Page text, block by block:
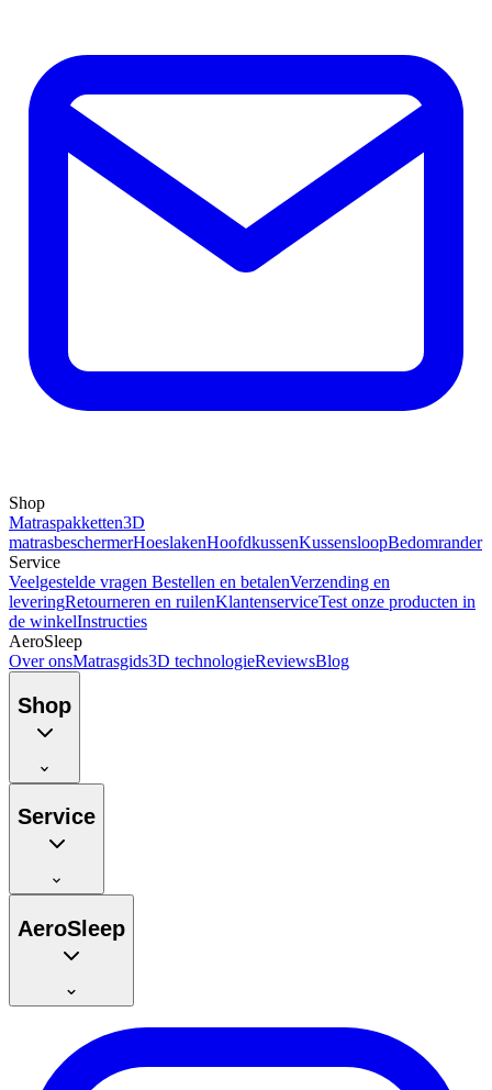
Shop
Matraspakketten3D
matrasbeschermerHoeslakenHoofdkussenKussensloopBedomrander
Service
Veelgestelde vragen Bestellen en betalenVerzending en
leveringRetourneren en ruilenKlantenserviceTest onze producten in
de winkelInstructies
AeroSleep
Over onsMatrasgids3D technologieReviewsBlog
Shop
Service
AeroSleep